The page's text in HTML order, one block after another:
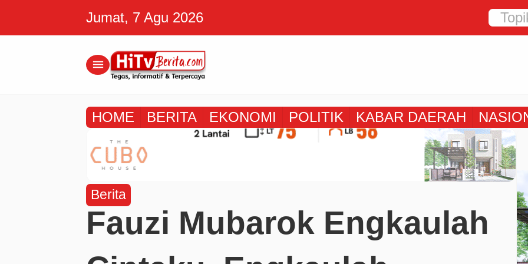
Jumat, 7 Agu 2026
menu
HOME BERITA EKONOMI POLITIK KABAR DAERAH
Berita
Fauzi Mubarok Engkaulah